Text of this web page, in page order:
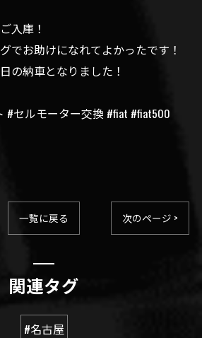
入庫！
でお助けになれてよかったです！
の納車となりました！
#セルモーター交換 #fiat #fiat500
一覧に戻る 次のページ >
関連タグ
#名古屋